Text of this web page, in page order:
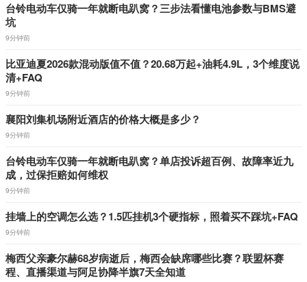
台铃电动车仅骑一年就断电趴窝？三步法看懂电池参数与BMS避
坑
9分钟前
比亚迪夏2026款混动版值不值？20.68万起+油耗4.9L，3个维度说
清+FAQ
9分钟前
襄阳刘集机场附近酒店的价格大概是多少？
9分钟前
台铃电动车仅骑一年就断电趴窝？单店投诉超百例、故障率近九
成，过保拒赔如何维权
9分钟前
挂墙上的空调怎么选？1.5匹挂机3个硬指标，照着买不踩坑+FAQ
9分钟前
梅西父亲豪尔赫68岁病逝后，梅西会缺席哪些比赛？联盟杯赛
程、直播渠道与阿足协降半旗7天全知道